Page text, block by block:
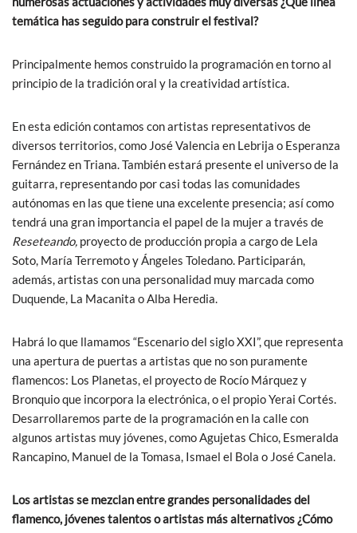
temática has seguido para construir el festival?
Principalmente hemos construido la programación en torno al
principio de la tradición oral y la creatividad artística.
En esta edición contamos con artistas representativos de
diversos territorios, como José Valencia en Lebrija o Esperanza
Fernández en Triana. También estará presente el universo de la
guitarra, representando por casi todas las comunidades
autónomas en las que tiene una excelente presencia; así como
tendrá una gran importancia el papel de la mujer a través de
Reseteando, proyecto de producción propia a cargo de Lela
Soto, María Terremoto y Ángeles Toledano. Participarán,
además, artistas con una personalidad muy marcada como
Duquende, La Macanita o Alba Heredia.
Habrá lo que llamamos “Escenario del siglo XXI”, que representa
una apertura de puertas a artistas que no son puramente
flamencos: Los Planetas, el proyecto de Rocío Márquez y
Bronquio que incorpora la electrónica, o el propio Yerai Cortés.
Desarrollaremos parte de la programación en la calle con
algunos artistas muy jóvenes, como Agujetas Chico, Esmeralda
Rancapino, Manuel de la Tomasa, Ismael el Bola o José Canela.
Los artistas se mezclan entre grandes personalidades del
flamenco, jóvenes talentos o artistas más alternativos ¿Cómo